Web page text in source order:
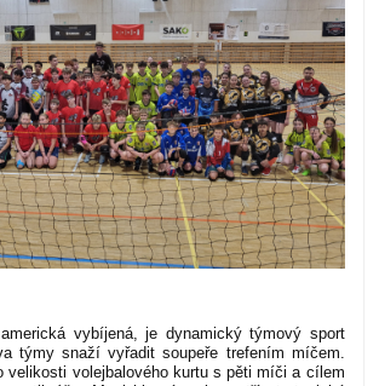
vybíjená, je dynamický týmový sport
týmy snaží vyřadit soupeře trefením míčem.
velikosti volejbalového kurtu s pěti míči a cílem